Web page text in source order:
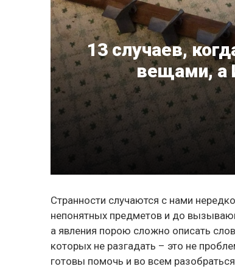
13 случаев,
вещами, а
Странности случаются с нами
непонятных предметов и до
а явления порою сложно описать
которых не разгадать – это не
готовы помочь и во всем